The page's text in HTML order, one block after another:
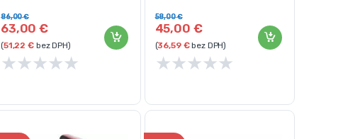
63,00€
86,00€
(51,22€bez DPH)
★★★★★
45,00 €
58,00€
(36,59 €bez DPH)
★★★★★